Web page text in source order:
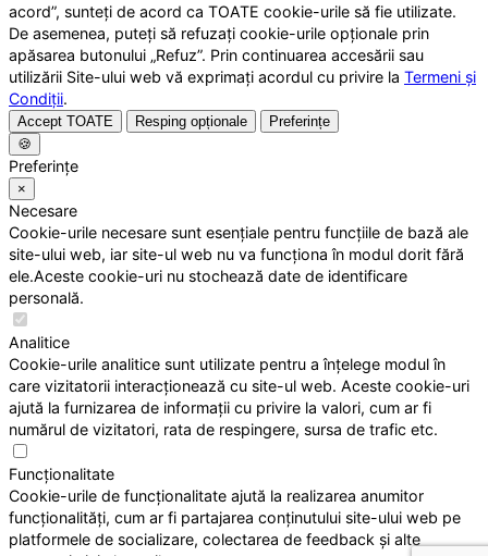
acord”, sunteți de acord ca TOATE cookie-urile să fie utilizate.
De asemenea, puteți să refuzați cookie-urile opționale prin
apăsarea butonului „Refuz”. Prin continuarea accesării sau
utilizării Site-ului web vă exprimați acordul cu privire la Termeni și
Condiții.
Accept TOATE Resping opționale
Preferințe
🍪
Preferințe
×
Necesare
Cookie-urile necesare sunt esențiale pentru funcțiile de bază ale
site-ului web, iar site-ul web nu va funcționa în modul dorit fără
ele.Aceste cookie-uri nu stochează date de identificare
personală.
Analitice
Cookie-urile analitice sunt utilizate pentru a înțelege modul în
care vizitatorii interacționează cu site-ul web. Aceste cookie-uri
ajută la furnizarea de informații cu privire la valori, cum ar fi
numărul de vizitatori, rata de respingere, sursa de trafic etc.
Funcționalitate
Cookie-urile de funcționalitate ajută la realizarea anumitor
funcționalități, cum ar fi partajarea conținutului site-ului web pe
platformele de socializare, colectarea de feedback și alte